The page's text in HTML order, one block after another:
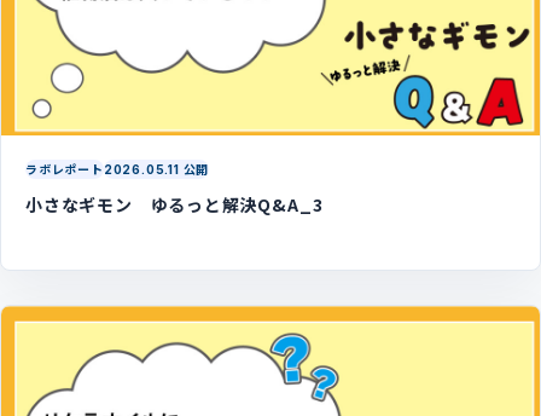
ラボレポート 2026.05.11 公開
小さなギモン ゆるっと解決Q&A_3